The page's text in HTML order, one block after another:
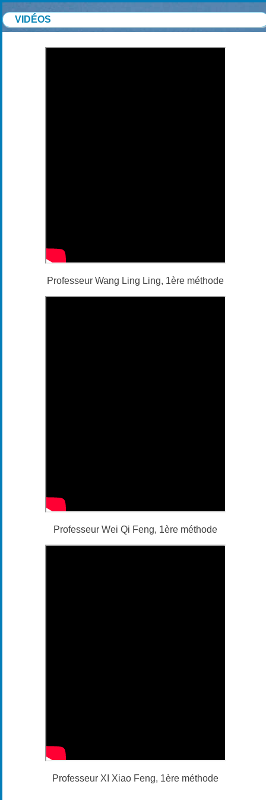
VIDÉOS
Professeur Wang Ling Ling, 1ère méthode
Professeur Wei Qi Feng, 1ère méthode
Professeur XI Xiao Feng, 1ère méthode